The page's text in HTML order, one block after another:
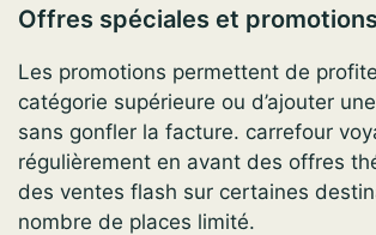
Offres spéciales et promotions
Les promotions permettent de
catégorie supérieure ou d’ajouter
sans gonfler la facture. carrefour
régulièrement en avant des offres
des ventes flash sur certaines
nombre de places limité.